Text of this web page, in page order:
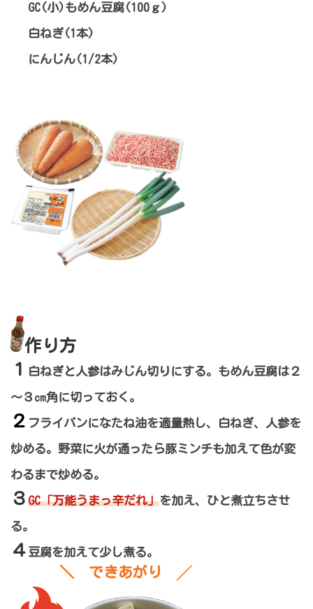
GC(小)もめん豆腐(100ｇ)
白ねぎ(1本)
にんじん(1/2本)
作り方
１
白ねぎと人参はみじん切りにする。もめん豆腐は２
～３㎝角に切っておく。
２ フライパンになたね油を適量熱し、白ねぎ、人参を
炒める。野菜に火が通ったら豚ミンチも加えて色が変
わるまで炒める。
３ GC「万能うまっ辛だれ」を加え、ひと煮立ちさせ
る。
４ 豆腐を加えて少し煮る。
＼ できあがり ╱